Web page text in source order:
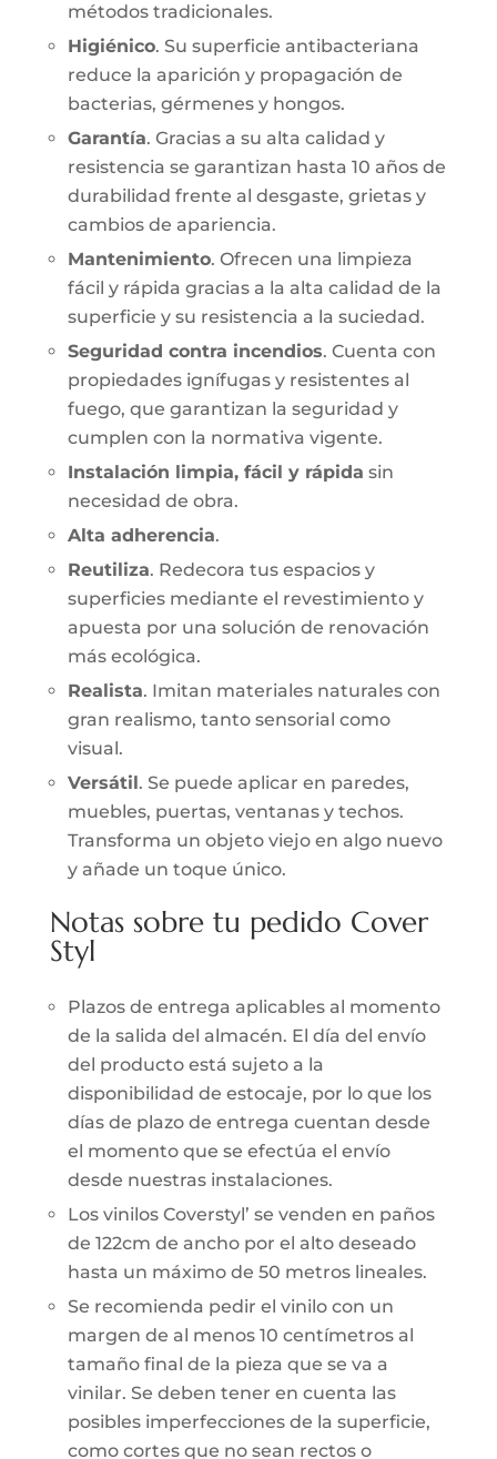
métodos tradicionales.
Higiénico. Su superficie antibacteriana
reduce la aparición y propagación de
bacterias, gérmenes y hongos.
Garantía. Gracias a su alta calidad y
resistencia se garantizan hasta 10 años de
durabilidad frente al desgaste, grietas y
cambios de apariencia.
Mantenimiento. Ofrecen una limpieza
fácil y rápida gracias a la alta calidad de la
superficie y su resistencia a la suciedad.
Seguridad contra incendios. Cuenta con
propiedades ignífugas y resistentes al
fuego, que garantizan la seguridad y
cumplen con la normativa vigente.
Instalación limpia, fácil y rápida sin
necesidad de obra.
Alta adherencia.
Reutiliza. Redecora tus espacios y
superficies mediante el revestimiento y
apuesta por una solución de renovación
más ecológica.
Realista. Imitan materiales naturales con
gran realismo, tanto sensorial como
visual.
Versátil . Se puede aplicar en paredes,
muebles, puertas, ventanas y techos.
Transforma un objeto viejo en algo nuevo
y añade un toque único.
Notas sobre tu pedido Cover
Styl
Plazos de entrega aplicables al momento
de la salida del almacén. El día del envío
del producto está sujeto a la
disponibilidad de estocaje, por lo que los
días de plazo de entrega cuentan desde
el momento que se efectúa el envío
desde nuestras instalaciones.
Los vinilos Coverstyl’ se venden en paños
de 122cm de ancho por el alto deseado
hasta un máximo de 50 metros lineales.
Se recomienda pedir el vinilo con un
margen de al menos 10 centímetros al
tamaño final de la pieza que se va a
vinilar. Se deben tener en cuenta las
posibles imperfecciones de la superficie,
como cortes que no sean rectos o